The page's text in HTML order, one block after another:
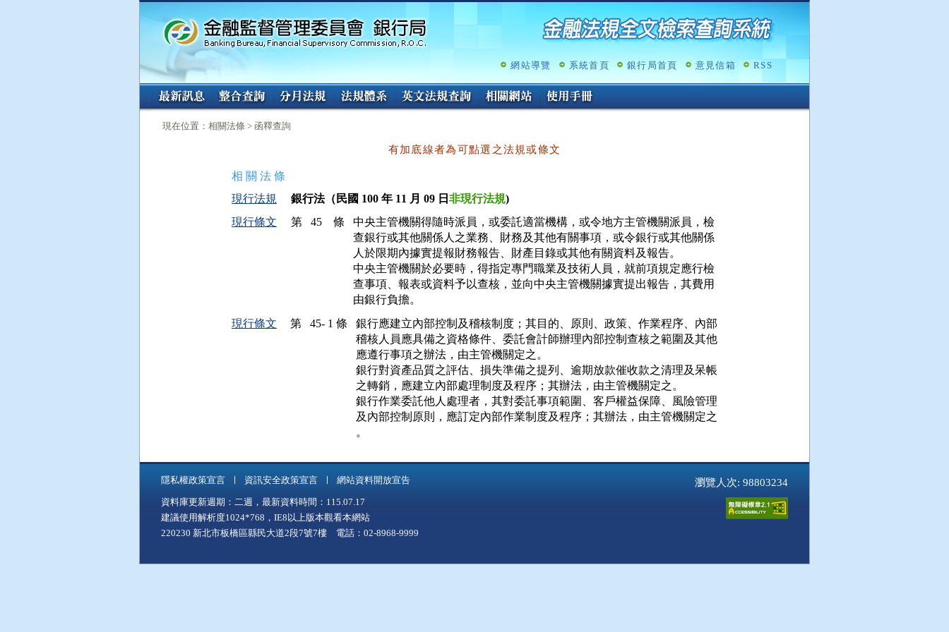
跳
容
網站導覽 系統首頁 銀行局首頁 意見信箱 RSS
:::
現在位置：相關法條 > 函釋查詢
有加底線者為可點選之法規或條文
相 關 法 條
現行法規
銀行法（民國 100 年 11 月 09 日 非現行法規)
現行條文
第 45 條
中央主管機關得隨時派員，或委託適當機構，或令地方主管機關派員，檢
查銀行或其他關係人之業務、財務及其他有關事項，或令銀行或其他關係
人於限期內據實提報財務報告、財產目錄或其他有關資料及報告。
中央主管機關於必要時，得指定專門職業及技術人員，就前項規定應行檢
查事項、報表或資料予以查核，並向中央主管機關據實提出報告，其費用
由銀行負擔。
現行條文
第 45- 1 條
銀行應建立內部控制及稽核制度；其目的、原則、政策、作業程序、內部
稽核人員應具備之資格條件、委託會計師辦理內部控制查核之範圍及其他
應遵行事項之辦法，由主管機關定之。
銀行對資產品質之評估、損失準備之提列、逾期放款催收款之清理及呆帳
之轉銷，應建立內部處理制度及程序；其辦法，由主管機關定之。
銀行作業委託他人處理者，其對委託事項範圍、客戶權益保障、風險管理
及內部控制原則，應訂定內部作業制度及程序；其辦法，由主管機關定之
。
隱私權政策宣言 資訊安全政策宣言 網站資料開放宣告 瀏覽人次: 98803234
資料庫更新週期：二週，最新資料時間：115.07.17
建議使用解析度1024*768，IE8以上版本觀看本網站
220230 新北市板橋區縣民大道2段7號7樓 電話：02-8968-9999